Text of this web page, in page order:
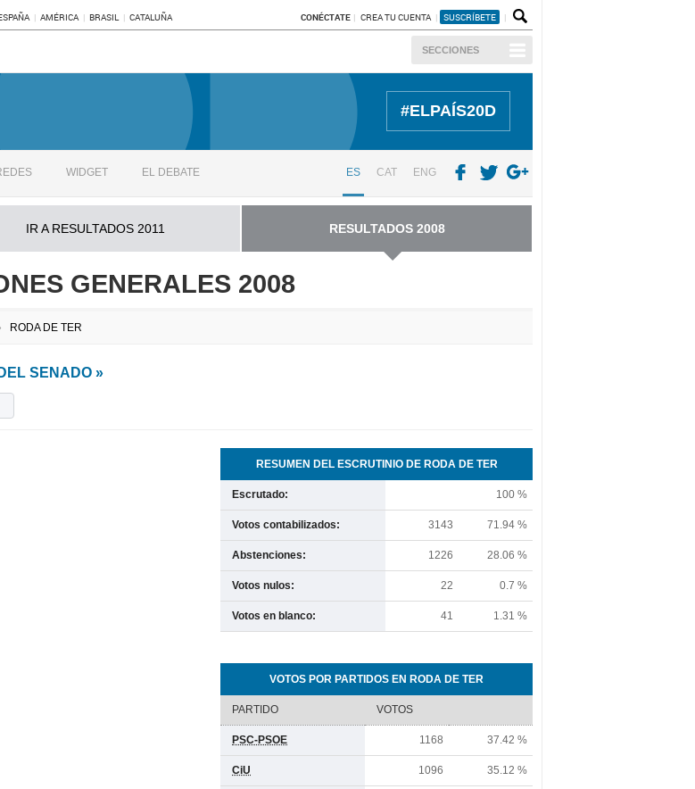
AMÉRICA BRASIL CATALUÑA CONÉCTATE CREA TU CUENTA SUSCRÍBETE
SECCIONES
#ELPAÍS20D
WIDGET EL DEBATE ES CAT ENG
IR A RESULTADOS 2011 RESULTADOS 2008
GENERALES 2008
RODA DE TER
SENADO »
RESUMEN DEL ESCRUTINIO DE RODA DE TER
Escrutado: 100 %
Votos contabilizados: 3143 71.94 %
Abstenciones: 1226 28.06 %
Votos nulos: 22 0.7 %
Votos en blanco: 41 1.31 %
VOTOS POR PARTIDOS EN RODA DE TER
PARTIDO VOTOS
PSC-PSOE 1168 37.42 %
CiU 1096 35.12 %